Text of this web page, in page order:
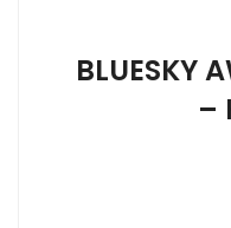
BLUESKY
–